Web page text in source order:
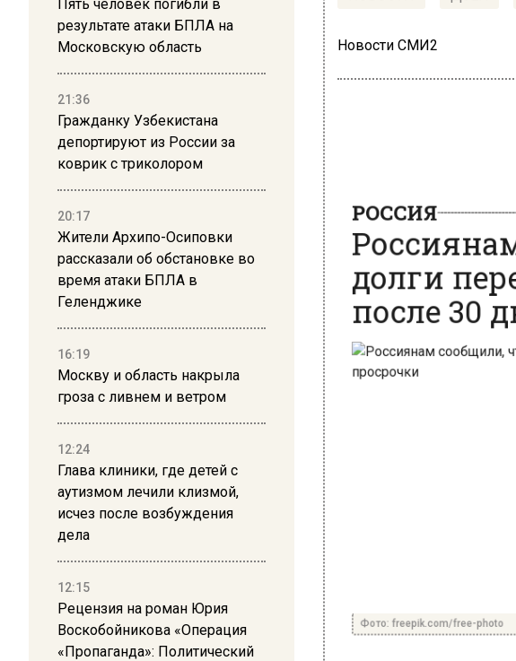
Пять человек погибли в
результате атаки БПЛА на
Московскую область
21:36
Гражданку Узбекистана
депортируют из России за
коврик с триколором
20:17
Жители Архипо-Осиповки
рассказали об обстановке во
время атаки БПЛА в
Геленджике
16:19
Москву и область накрыла
гроза с ливнем и ветром
12:24
Глава клиники, где детей с
аутизмом лечили клизмой,
исчез после возбуждения
дела
12:15
Рецензия на роман Юрия
Воскобойникова «Операция
«Пропаганда»: Политический
Новости СМИ2
РОССИЯ
долги
после 30